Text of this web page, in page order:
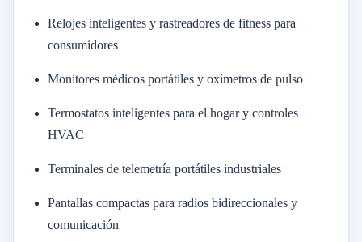
Relojes inteligentes y rastreadores de fitness para
consumidores
Monitores médicos portátiles y oxímetros de pulso
Termostatos inteligentes para el hogar y controles
HVAC
Terminales de telemetría portátiles industriales
Pantallas compactas para radios bidireccionales y
comunicación